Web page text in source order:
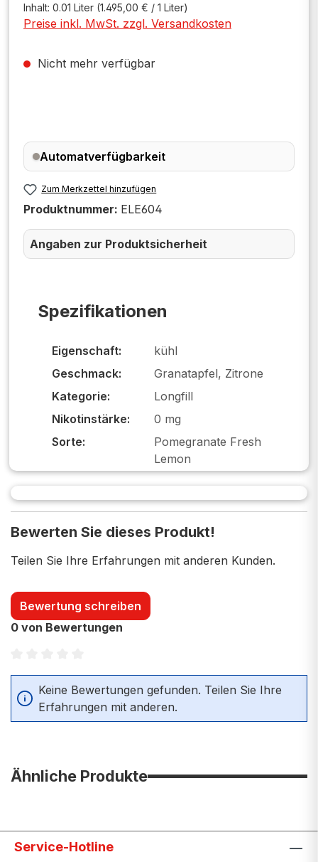
Spezifikationen
Eigenschaft:
kühl
Geschmack:
Granatapfel, Zitrone
Kategorie:
Longfill
Nikotinstärke:
0 mg
Sorte:
Pomegranate Fresh
Lemon
Inhalt: 0.01 Liter (1.495,00 € / 1 Liter)
Preise inkl. MwSt. zzgl. Versandkosten
Nicht mehr verfügbar
Automatverfügbarkeit
Zum Merkzettel hinzufügen
Produktnummer: ELE604
Angaben zur Produktsicherheit
Bewerten Sie dieses Produkt!
Teilen Sie Ihre Erfahrungen mit anderen Kunden.
Bewertung schreiben
0 von Bewertungen
Durchschnittliche Bewertung von 0 von 5 Sternen
Keine Bewertungen gefunden. Teilen Sie Ihre
Erfahrungen mit anderen.
Ähnliche Produkte
Service-Hotline